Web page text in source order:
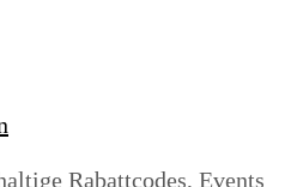
Rabattcodes, Events